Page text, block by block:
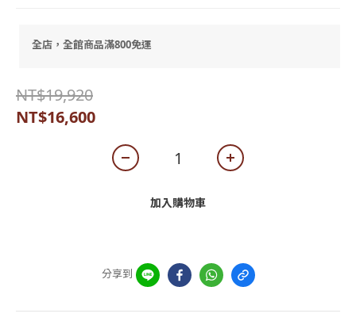
全店，全館商品滿800免運
NT$19,920
NT$16,600
加入購物車
分享到